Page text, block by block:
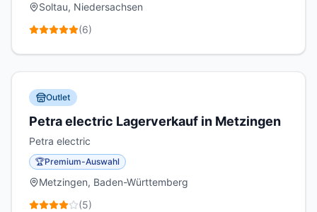
Soltau, Niedersachsen
(6)
Outlet
Petra electric Lagerverkauf in Metzingen
Petra electric
🏆Premium-Auswahl
Metzingen, Baden-Württemberg
(5)